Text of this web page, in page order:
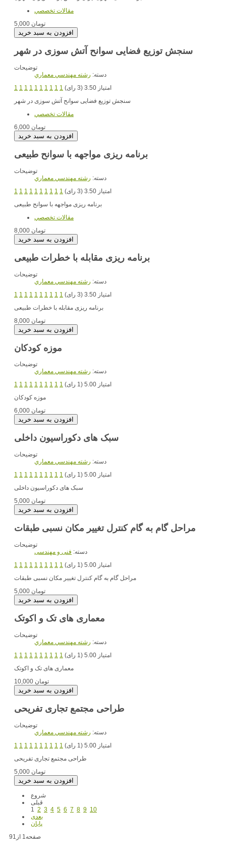
مقالات تخصصي
5,000 تومان
سنجش توزیع فضایی سوانح آتش سوزی در شهر
توضیحات
دسته: رشته مهندسي معماري
1 1 1 1 1 1 1 1 1 1
امتیاز 3.50 (3 رای)
مقالات تخصصي
6,000 تومان
برنامه ریزی مواجهه با سوانح طبیعی
توضیحات
دسته: رشته مهندسي معماري
1 1 1 1 1 1 1 1 1 1
امتیاز 3.50 (3 رای)
مقالات تخصصي
8,000 تومان
برنامه ریزی مقابله با خطرات طبیعی
توضیحات
دسته: رشته مهندسي معماري
1 1 1 1 1 1 1 1 1 1
امتیاز 3.50 (3 رای)
برنامه ریزی مقابله با خطرات طبیعی
8,000 تومان
موزه کودکان
توضیحات
دسته: رشته مهندسي معماري
1 1 1 1 1 1 1 1 1 1
امتیاز 5.00 (1 رای)
6,000 تومان
سبک های دکوراسیون داخلی
توضیحات
دسته: رشته مهندسي معماري
1 1 1 1 1 1 1 1 1 1
امتیاز 5.00 (1 رای)
5,000 تومان
مراحل گام به گام کنترل تغییر مکان نسبی طبقات
توضیحات
دسته: فنی و مهندسی
1 1 1 1 1 1 1 1 1 1
امتیاز 5.00 (1 رای)
5,000 تومان
معماری های تک و اکوتک
توضیحات
دسته: رشته مهندسي معماري
1 1 1 1 1 1 1 1 1 1
امتیاز 5.00 (1 رای)
معماری های تک و اکوتک
10,000 تومان
طراحی مجتمع تجاری تفریحی
توضیحات
دسته: رشته مهندسي معماري
1 1 1 1 1 1 1 1 1 1
امتیاز 5.00 (1 رای)
طراحی مجتمع تجاری تفریحی
5,000 تومان
شروع
قبلی
1 2 3 4 5 6 7 8 9 10
بعدی
پایان
صفحه1 از91